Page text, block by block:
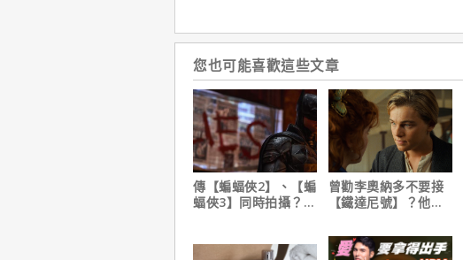
您也可能喜歡這些文章
傳【蝙蝠俠2】、【蝙
蝠俠3】同時拍攝？詹
曾勸李奧納多不要接
【鐵達尼號】？他
是誰」